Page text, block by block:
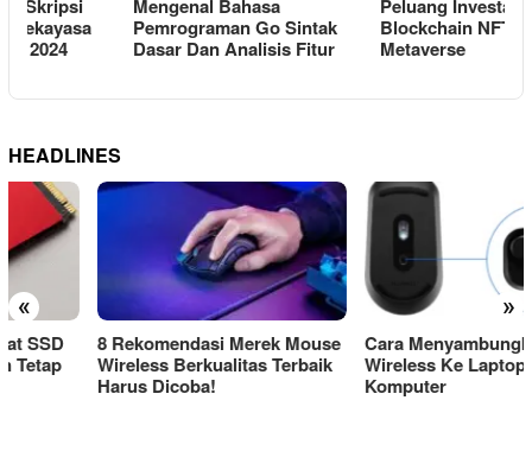
Mengenal Bahasa
Pemrograman Go Sintak
Dasar Dan Analisis Fitur
Peluang Investasi di Balik
Blockchain NFT Dan
Metaverse
HEADLINES
« »
8 Rekomendasi Merek Mouse
Wireless Berkualitas Terbaik
Harus Dicoba!
Cara Menyambungkan Mouse
Wireless Ke Laptop Atau